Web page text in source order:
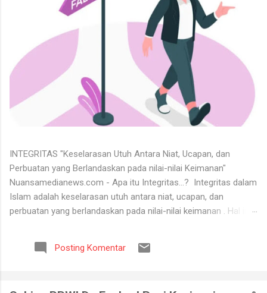
INTEGRITAS "Keselarasan Utuh Antara Niat, Ucapan, dan
Perbuatan yang Berlandaskan pada nilai-nilai Keimanan"
Nuansamedianews.com - Apa itu Integritas...? Integritas dalam
Islam adalah keselarasan utuh antara niat, ucapan, dan
perbuatan yang berlandaskan pada nilai-nilai keimanan . Hal ini
mana seseorang hidup secara konsisten di jalan Allah,
menjunjung tinggi kejujuran, serta dapat dipercaya dalam setiap
Posting Komentar